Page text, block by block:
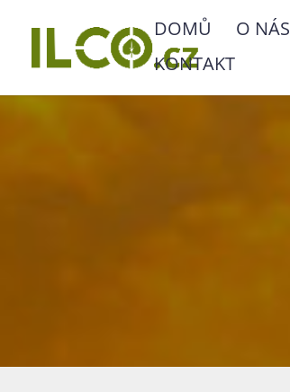
DOMŮ O NÁS
KONTAKT